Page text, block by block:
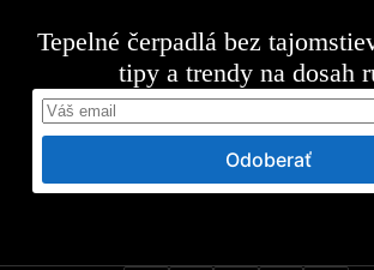
Tepelné čerpadlá bez
tipy a trendy na dosah
Odoberať